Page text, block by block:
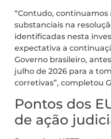
“Contudo,
substanciais na
identificadas nesta
expectativa a
Governo brasileiro,
julho de 2026 para a
corretivas”, completou
Pontos dos
de ação